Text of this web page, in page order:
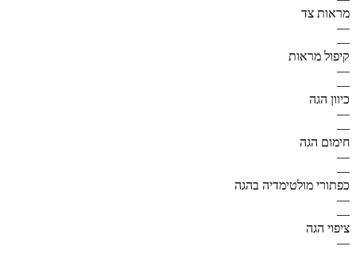
מראות צד
—
—
קיפול מראות
—
—
כיוון הגה
—
—
חימום הגה
—
—
כפתורי מולטימדיה בהגה
—
—
ציפוי הגה
—